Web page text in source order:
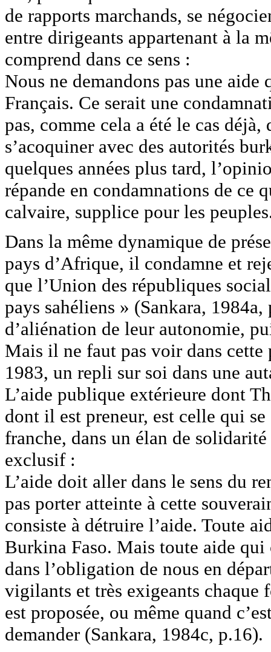
de rapports marchands, se
entre dirigeants appartenant à la
comprend dans ce sens :
Nous ne demandons pas une
Français. Ce serait une
pas, comme cela a été le cas
s’acoquiner avec des autorités
quelques années plus tard,
répande en condamnations de ce
calvaire, supplice pour les
Dans la même dynamique de
pays d’Afrique, il condamne et
que l’Union des républiques
pays sahéliens » (Sankara,
d’aliénation de leur autonomie,
Mais il ne faut pas voir dans
1983, un repli sur soi dans une
L’aide publique extérieure dont
dont il est preneur, est celle qui
franche, dans un élan de
exclusif :
L’aide doit aller dans le sens du
pas porter atteinte à cette
consiste à détruire l’aide. Toute
Burkina Faso. Mais toute aide qui
dans l’obligation de nous en
vigilants et très exigeants chaque
est proposée, ou même quand
demander (Sankara, 1984c, p.16).